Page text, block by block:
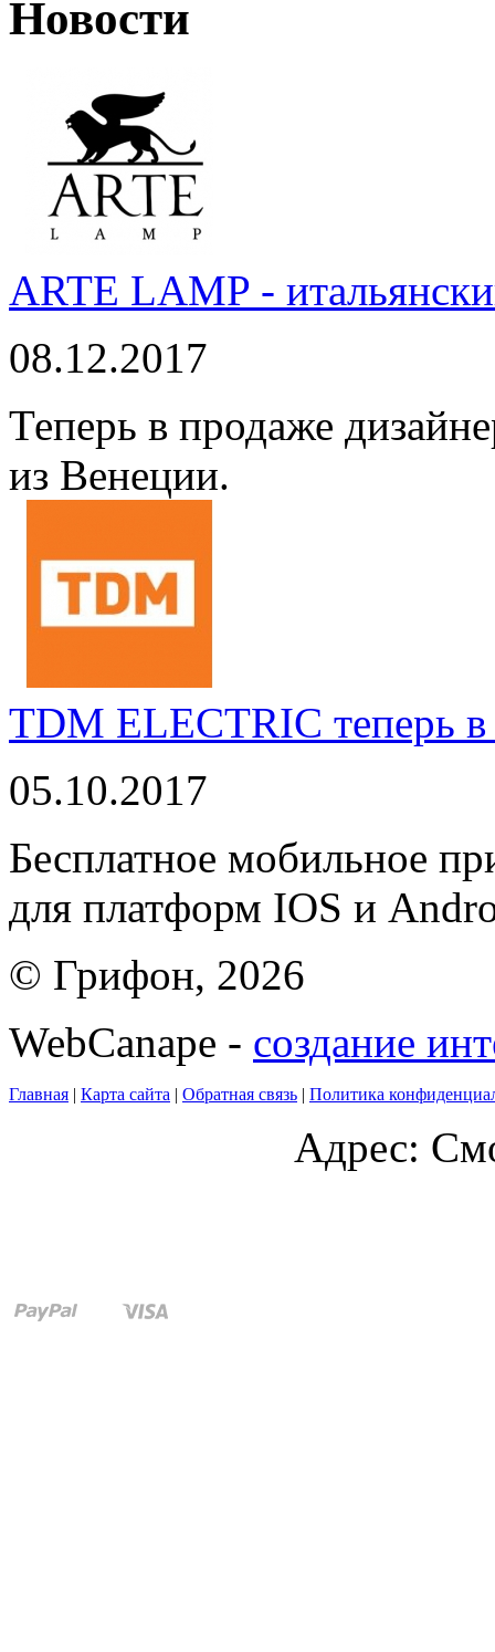
Новости
ARTE LAMP -
08.12.2017
Теперь в продаже
из Венеции.
TDM ELECTRIC теперь
05.10.2017
Бесплатное мобильное
для платформ IOS и
© Грифон, 2026
WebCanape - создание
Главная | Карта сайта | Обратная связь | Политика
Адрес: